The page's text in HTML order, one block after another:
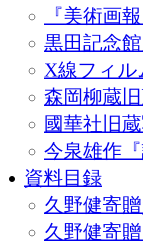
『美術画
黒田記念
X線フィ
森岡柳蔵
國華社旧
今泉雄作『
資料目録
久野健寄
久野健寄